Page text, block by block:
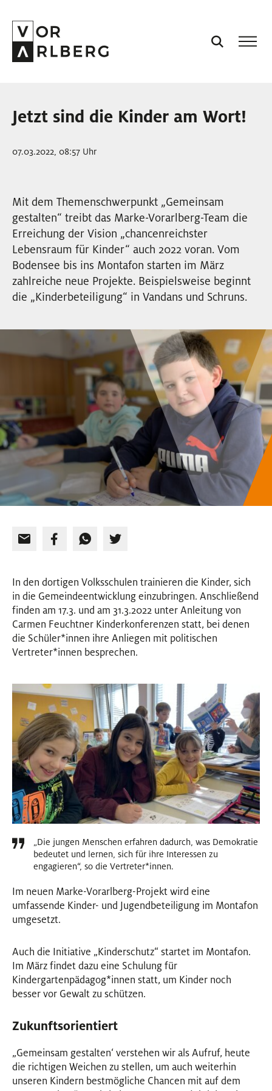
VORARLBERG
PODCASTS
VISION
EVENTS
Jetzt sind die Kinder am Wort!
07.03.2022, 08:57 Uhr
Mit dem Themenschwerpunkt „Gemeinsam
gestalten“ treibt das Marke-Vorarlberg-Team die
Erreichung der Vision „chancenreichster
Lebensraum für Kinder“ auch 2022 voran. Vom
Bodensee bis ins Montafon starten im März
zahlreiche neue Projekte. Beispielsweise beginnt
die „Kinderbeteiligung“ in Vandans und Schruns.
In den dortigen Volksschulen trainieren die Kinder, sich
in die Gemeindeentwicklung einzubringen. Anschließend
finden am 17.3. und am 31.3.2022 unter Anleitung von
Carmen Feuchtner Kinderkonferenzen statt, bei denen
die Schüler*innen Innen
ihre Anliegen mit politischen
Vertreter*innen Innen
besprechen.
„Die jungen Menschen erfahren dadurch, was Demokratie
bedeutet und lernen, sich für ihre Interessen zu
engagieren“, so die Vertreter*innenInnen
.
Im neuen Marke-Vorarlberg-Projekt wird eine
umfassende Kinder- und Jugendbeteiligung im Montafon
umgesetzt.
Auch die Initiative „Kinderschutz“ startet im Montafon.
Im März findet dazu eine Schulung für
Kindergartenpädagog*innen Innen
statt, um Kinder noch
besser vor Gewalt zu schützen.
Zukunftsorientiert
„Gemeinsam gestalten‘ verstehen wir als Aufruf, heute
die richtigen Weichen zu stellen, um auch weiterhin
unseren Kindern bestmögliche Chancen mit auf dem